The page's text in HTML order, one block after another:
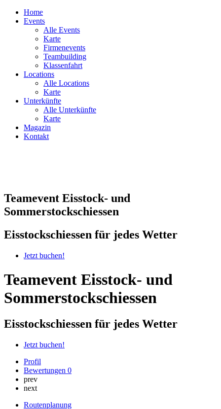
Home
Events
Alle Events
Karte
Firmenevents
Teambuilding
Klassenfahrt
Locations
Alle Locations
Karte
Unterkünfte
Alle Unterkünfte
Karte
Magazin
Kontakt
Teamevent Eisstock- und
Sommerstockschiessen
Eisstockschiessen für jedes Wetter
Jetzt buchen!
Teamevent Eisstock- und
Sommerstockschiessen
Eisstockschiessen für jedes Wetter
Jetzt buchen!
Profil
Bewertungen 0
prev
next
Routenplanung